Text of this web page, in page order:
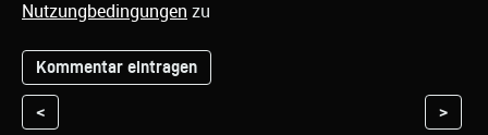
Nutzungbedingungen zu
< >